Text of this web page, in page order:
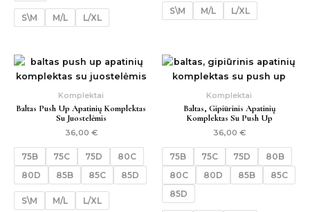
S\M M/L L/XL
S\M M/L L/XL
Komplektai
Baltas Push Up Apatinių Komplektas
Su Juostelėmis
36,00 €
75B 75C 75D
80C
80D
85B 85C 85D
S\M M/L L/XL
Komplektai
Baltas, Gipiūrinis Apatinių
Komplektas Su Push Up
36,00 €
75B 75C 75D
80B
80C
80D 85B
85C
85D